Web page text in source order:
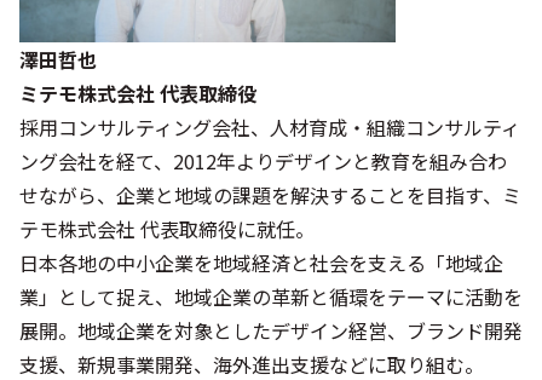
澤田哲也
ミテモ株式会社 代表取締役
採用コンサルティング会社、人材育成・組織コンサルティ
ング会社を経て、2012年よりデザインと教育を組み合わ
せながら、企業と地域の課題を解決することを目指す、ミ
テモ株式会社 代表取締役に就任。
日本各地の中小企業を地域経済と社会を支える「地域企
業」として捉え、地域企業の革新と循環をテーマに活動を
展開。地域企業を対象としたデザイン経営、ブランド開発
支援、新規事業開発、海外進出支援などに取り組む。